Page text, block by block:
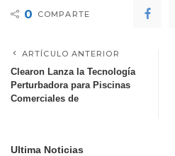
0 COMPARTE
ARTÍCULO ANTERIOR
Clearon Lanza la Tecnología
Perturbadora para Piscinas
Comerciales de
Ultima Noticias